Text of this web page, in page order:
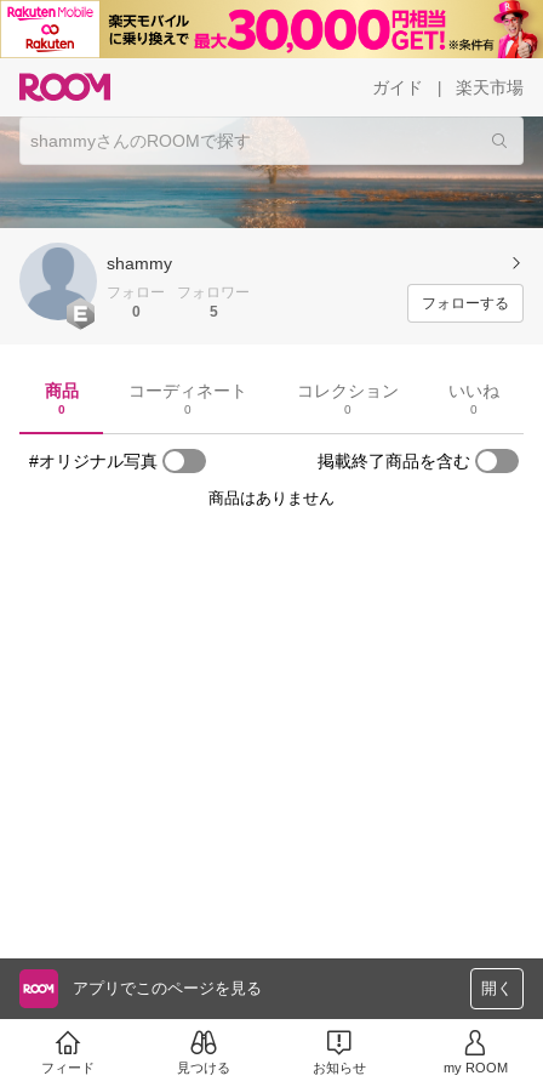
ガイド 楽天市場
shammy
フォロー
0
フォロワー
5
フォローする
商品
0
コーディネート
0
コレクション
0
いいね
0
#オリジナル写真 掲載終了商品を含む
商品はありません
アプリでこのページを見る 開く
フィード 見つける お知らせ my ROOM